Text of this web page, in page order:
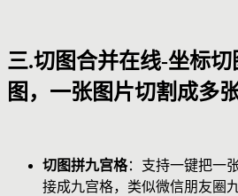
三.切图合并在线-坐标
图，一张图片切割成多
切图拼九宫格：支持一键把一
接成九宫格，类似微信朋友圈